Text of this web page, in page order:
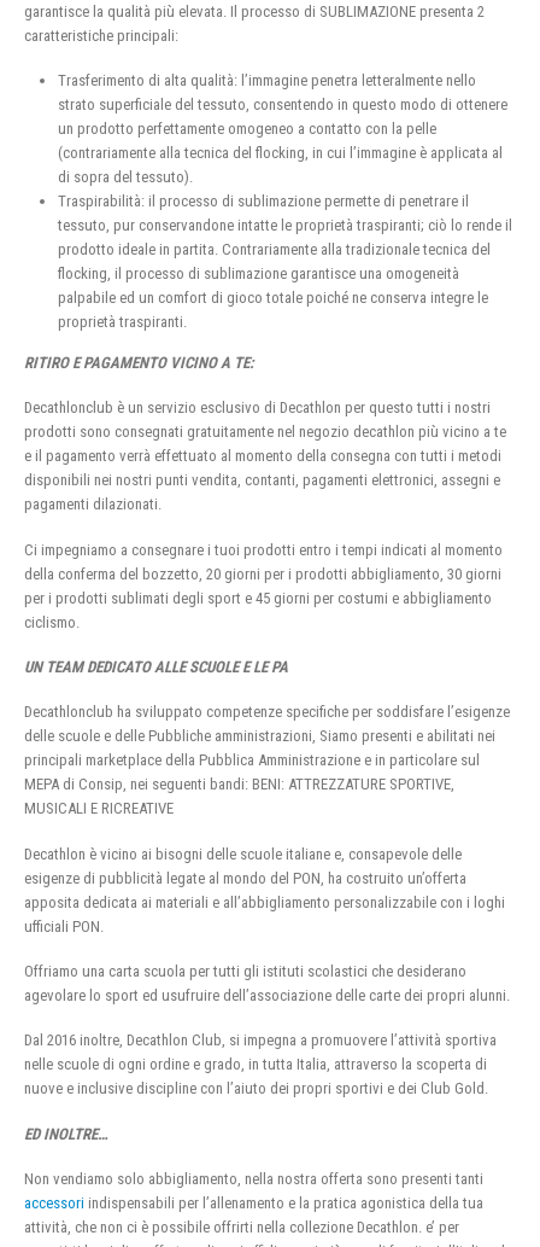
garantisce la qualità più elevata. Il processo di SUBLIMAZIONE presenta 2
caratteristiche principali:
Trasferimento di alta qualità: l’immagine penetra letteralmente nello
strato superficiale del tessuto, consentendo in questo modo di ottenere
un prodotto perfettamente omogeneo a contatto con la pelle
(contrariamente alla tecnica del flocking, in cui l’immagine è applicata al
di sopra del tessuto).
Traspirabilità: il processo di sublimazione permette di penetrare il
tessuto, pur conservandone intatte le proprietà traspiranti; ciò lo rende il
prodotto ideale in partita. Contrariamente alla tradizionale tecnica del
flocking, il processo di sublimazione garantisce una omogeneità
palpabile ed un comfort di gioco totale poiché ne conserva integre le
proprietà traspiranti.
RITIRO E PAGAMENTO VICINO A TE:
Decathlonclub è un servizio esclusivo di Decathlon per questo tutti i nostri
prodotti sono consegnati gratuitamente nel negozio decathlon più vicino a te
e il pagamento verrà effettuato al momento della consegna con tutti i metodi
disponibili nei nostri punti vendita, contanti, pagamenti elettronici, assegni e
pagamenti dilazionati.
Ci impegniamo a consegnare i tuoi prodotti entro i tempi indicati al momento
della conferma del bozzetto, 20 giorni per i prodotti abbigliamento, 30 giorni
per i prodotti sublimati degli sport e 45 giorni per costumi e abbigliamento
ciclismo.
UN TEAM DEDICATO ALLE SCUOLE E LE PA
Decathlonclub ha sviluppato competenze specifiche per soddisfare l’esigenze
delle scuole e delle Pubbliche amministrazioni, Siamo presenti e abilitati nei
principali marketplace della Pubblica Amministrazione e in particolare sul
MEPA di Consip, nei seguenti bandi: BENI: ATTREZZATURE SPORTIVE,
MUSICALI E RICREATIVE
Decathlon è vicino ai bisogni delle scuole italiane e, consapevole delle
esigenze di pubblicità legate al mondo del PON, ha costruito un’offerta
apposita dedicata ai materiali e all’abbigliamento personalizzabile con i loghi
ufficiali PON.
Offriamo una carta scuola per tutti gli istituti scolastici che desiderano
agevolare lo sport ed usufruire dell’associazione delle carte dei propri alunni.
Dal 2016 inoltre, Decathlon Club, si impegna a promuovere l’attività sportiva
nelle scuole di ogni ordine e grado, in tutta Italia, attraverso la scoperta di
nuove e inclusive discipline con l’aiuto dei propri sportivi e dei Club Gold.
ED INOLTRE…
Non vendiamo solo abbigliamento, nella nostra offerta sono presenti tanti
accessori indispensabili per l’allenamento e la pratica agonistica della tua
attività, che non ci è possibile offrirti nella collezione Decathlon. e’ per